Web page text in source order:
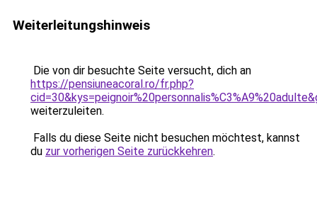
Weiterleitungshinweis
Die von dir besuchte Seite versucht, dich an
https://pensiuneacoral.ro/fr.php?
weiterzuleiten.
Falls du diese Seite nicht besuchen möchtest, kannst
du zur vorherigen Seite zurückkehren.